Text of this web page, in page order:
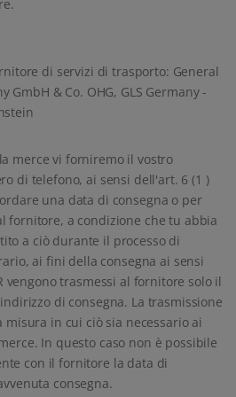
di servizi di trasporto: General
GmbH & Co. OHG, GLS Germany -
merce vi forniremo il vostro
di telefono, ai sensi dell'art. 6 (1 )
una data di consegna o per
fornitore, a condizione che tu abbia
a ciò durante il processo di
ai fini della consegna ai sensi
vengono trasmessi al fornitore solo il
di consegna. La trasmissione
in cui ciò sia necessario ai
In questo caso non è possibile
con il fornitore la data di
consegna.